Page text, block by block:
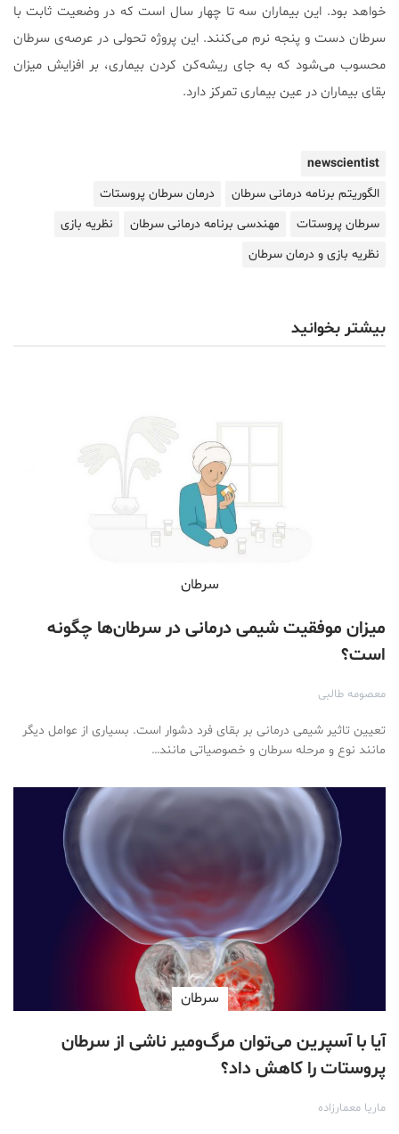
خواهد بود. این بیماران سه تا چهار سال است که در وضعیت ثابت با
سرطان دست و پنجه نرم می‌کنند. این پروژه تحولی در عرصه‌ی سرطان
محسوب می‌شود که به جای ریشه‌کن کردن بیماری، بر افزایش میزان
بقای بیماران در عین بیماری تمرکز دارد.
newscientist
الگوریتم برنامه درمانی سرطان
درمان سرطان پروستات
سرطان پروستات
مهندسی برنامه درمانی سرطان
نظریه بازی
نظریه بازی و درمان سرطان
بیشتر بخوانید
سرطان
میزان موفقیت شیمی درمانی در سرطان‌ها چگونه
است؟
معصومه طالبی
تعیین تاثیر شیمی درمانی بر بقای فرد دشوار است. بسیاری از عوامل دیگر
مانند نوع و مرحله سرطان و خصوصیاتی مانند…
سرطان
آیا با آسپرین می‌توان مرگ‌ومیر ناشی از سرطان
پروستات را کاهش داد؟
ماریا معمارزاده